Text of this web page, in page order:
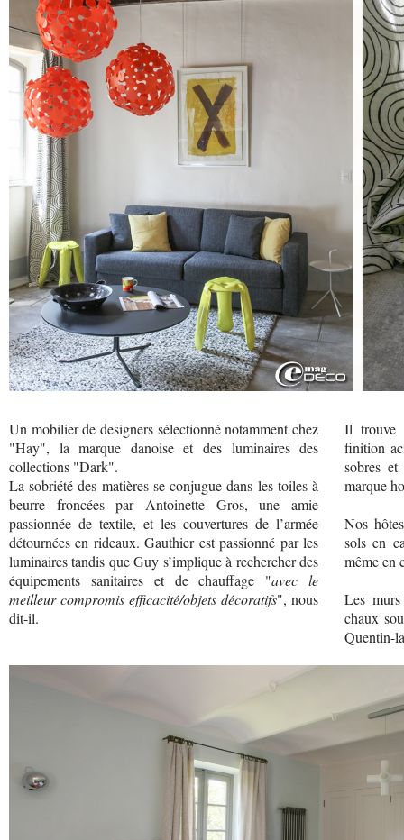
Un mobilier de designers sélectionné notamment chez
"Hay", la marque danoise et des luminaires des
collections "Dark".
La sobriété des matières se conjugue dans les toiles à
beurre froncées par Antoinette Gros, une amie
passionnée de textile, et les couvertures de l’armée
détournées en rideaux. Gauthier est passionné par les
luminaires tandis que Guy s’implique à rechercher des
équipements sanitaires et de chauffage "avec le
meilleur compromis efficacité/objets décoratifs", nous
dit-il.
Il trouve
finition
sobres
marque
Nos
sols en
même en
Les
chaux
Quentin-